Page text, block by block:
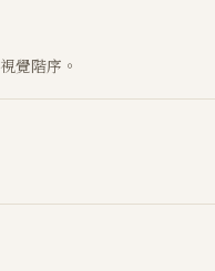
覺階序。